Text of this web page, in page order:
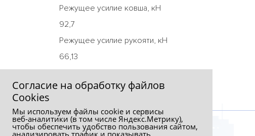
Режущее усилие ковша, кН
92,7
Режущее усилие рукояти, кН
66,13
Согласие на обработку файлов
Сookies
Мы используем файлы cookie и сервисы
веб‑аналитики (в том числе Яндекс.Метрику),
чтобы обеспечить удобство пользования сайтом,
анализировать трафик и показывать